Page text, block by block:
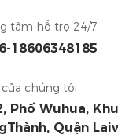
tâm hỗ trợ 24/7
18606348185
của chúng tôi
Phố Wuhua,
Quận